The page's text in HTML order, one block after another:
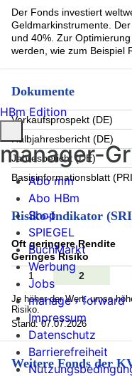
CHINA
(0.53%)
TOTAL SA (0.52%)
CHINA
Rest (31.16%)
Der Fonds investiert
Geldmarkinstrumente.
und 40%. Zur
werden, wie zum Beispiel
Dokumente
Verkaufsprospekt (DE)
Halbjahresbericht (DE)
Jahresbericht (DE)
Basisinformationsblatt
Risiko-Indikator
Oft geringere Rendite
Geringes Risiko
1
2
Je höher der Wert, umso
Risiko.
Stand: 07.07.2026
Weitere Fonds der
HBm Edition
manager-
Abo mm
Abo HBm
Shop
SPIEGEL
BuchMarkt
Werbung
Jobs
manage › forward
Impressum
Datenschutz
Barrierefreiheit